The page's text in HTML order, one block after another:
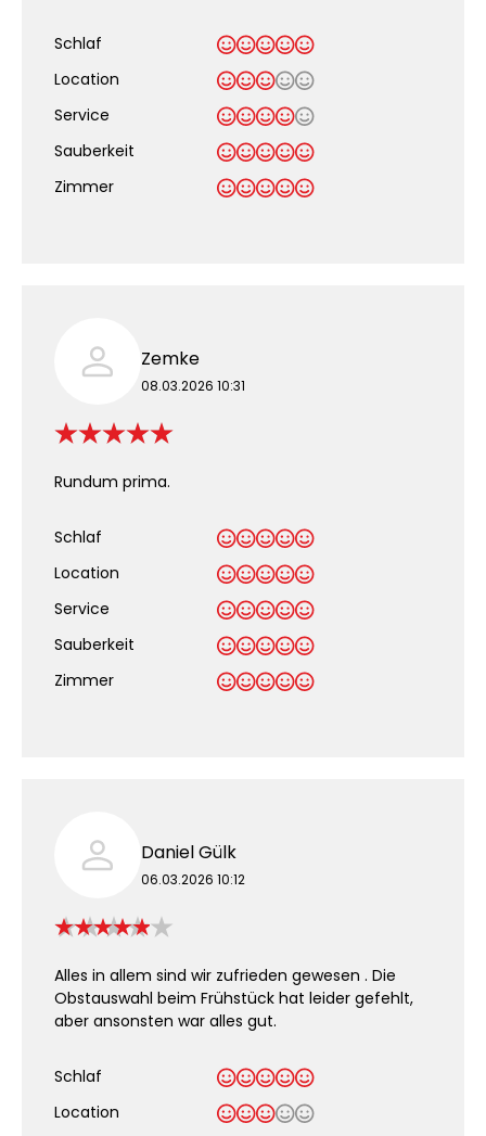
Schlaf
Location
Service
Sauberkeit
Zimmer
Zemke
08.03.2026 10:31
Rundum prima.
Schlaf
Location
Service
Sauberkeit
Zimmer
Daniel Gülk
06.03.2026 10:12
Alles in allem sind wir zufrieden gewesen . Die
Obstauswahl beim Frühstück hat leider gefehlt,
aber ansonsten war alles gut.
Schlaf
Location